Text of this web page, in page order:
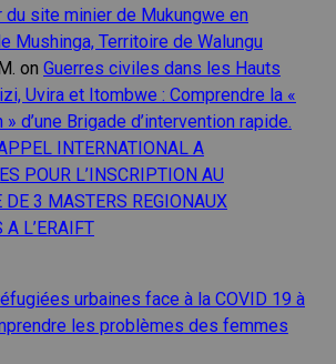
site minier de Mukungwe en
Mushinga, Territoire de Walungu
on Guerres civiles dans les Hauts
Uvira et Itombwe : Comprendre la «
d’une Brigade d’intervention rapide.
INTERNATIONAL A
POUR L’INSCRIPTION AU
DE 3 MASTERS REGIONAUX
L’ERAIFT
urbaines face à la COVID 19 à
les problèmes des femmes